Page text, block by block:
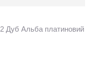
Дуб Альба платиновий